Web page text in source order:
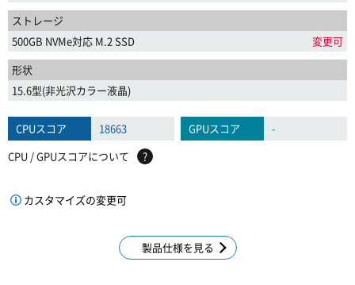
ストレージ
500GB NVMe対応 M.2 SSD
変更可
形状
15.6型(非光沢カラー液晶)
CPUスコア 18663 GPUスコア
-
CPU / GPUスコアについて
?
カスタマイズの変更可
製品仕様を見る